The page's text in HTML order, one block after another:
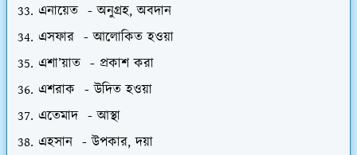
এনায়েত - অনুগ্রহ, অবদান
এসফার - আলোকিত হওয়া
এশা’য়াত - প্রকাশ করা
এশরাক - উদিত হওয়া
এতেমাদ - আস্থা
এহসান - উপকার, দয়া